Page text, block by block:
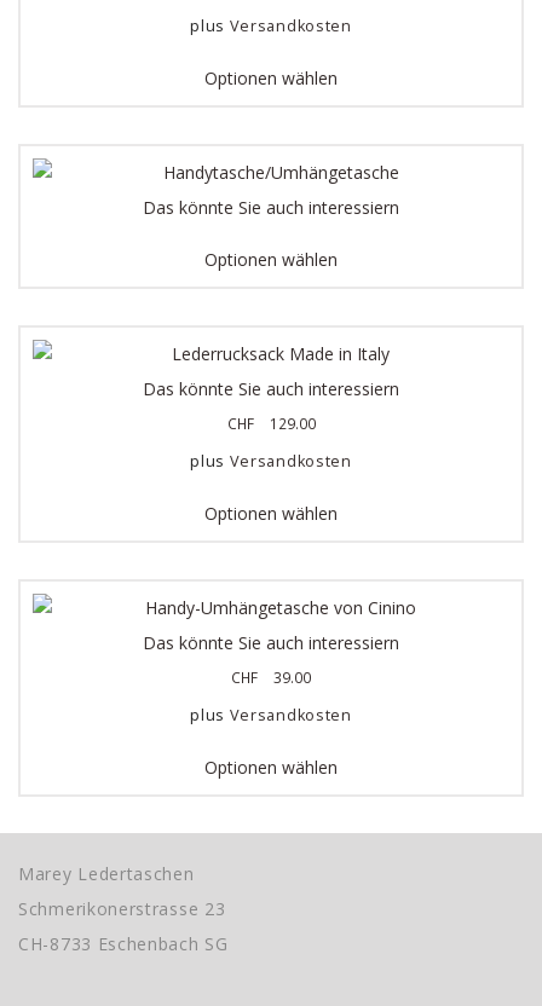
plus Versandkosten
Optionen wählen
Das könnte Sie auch interessiern
Optionen wählen
Das könnte Sie auch interessiern
CHF
129.00
plus Versandkosten
Optionen wählen
Das könnte Sie auch interessiern
CHF
39.00
plus Versandkosten
Optionen wählen
Marey Ledertaschen
Schmerikonerstrasse 23
CH-8733 Eschenbach SG